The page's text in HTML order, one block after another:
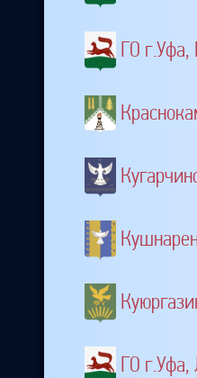
ГО г.Уфа,
ГО г.Уфа,